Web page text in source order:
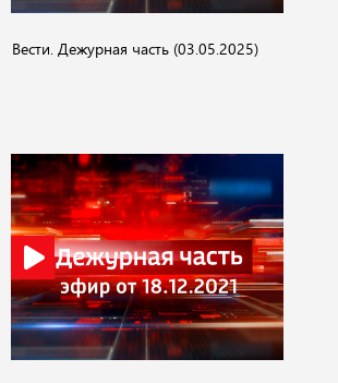
Вести. Дежурная часть (03.05.2025)